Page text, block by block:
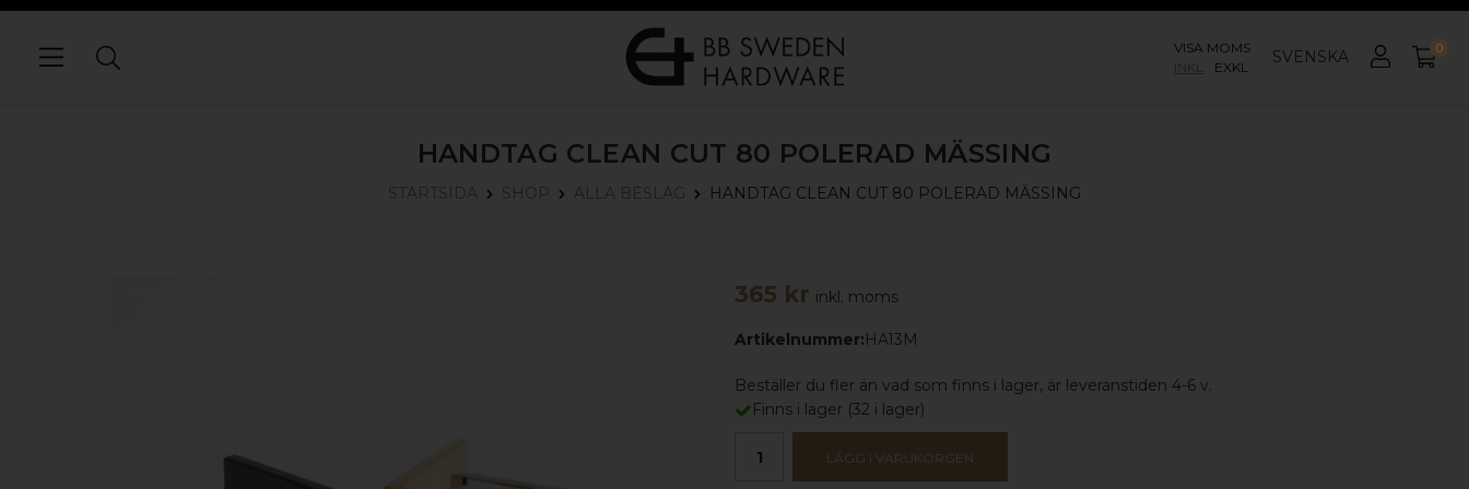
VISA MOMS
INKL
EXKL SVENSKA 0
HANDTAG CLEAN CUT 80 POLERAD MÄSSING
STARTSIDA SHOP ALLA BESLAG HANDTAG CLEAN CUT 80 POLERAD MÄSSING
365 kr inkl. moms
Artikelnummer:HA13M
Beställer du fler än vad som finns i lager, är leveranstiden 4-6 v.
Finns i lager (32 i lager)
LÄGG I VARUKORGEN